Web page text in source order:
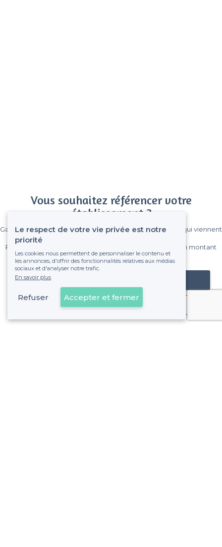
Vous souhaitez référencer votre
établissement ?
Gagnez de nombreux clients parmi le million de visiteurs qui viennent
Pas de commissions et sans engagement, vous payez un montant
fixe sans risque de voir déraper la facture.
Référencer mon établissement
Déjà client
Le respect de votre vie privée est notre
priorité
Les cookies nous permettent de personnaliser le contenu et
les annonces, d'offrir des fonctionnalités relatives aux médias
sociaux et d'analyser notre trafic.
En savoir plus
Refuser Accepter et fermer